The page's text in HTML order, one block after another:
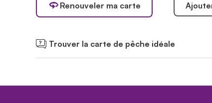
Renouveler ma carte
Trouver la carte de pêche idéale